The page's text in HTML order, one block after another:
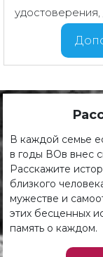
В каждой семье
в годы ВОв внес
Расскажите
близкого
мужестве и
этих бесценных
память о каждом.